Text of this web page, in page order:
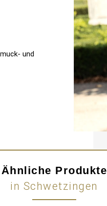
und
Ähnliche Produkte
in Schwetzingen